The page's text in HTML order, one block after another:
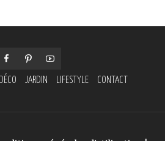
DÉCO JARDIN LIFESTYLE CONTACT